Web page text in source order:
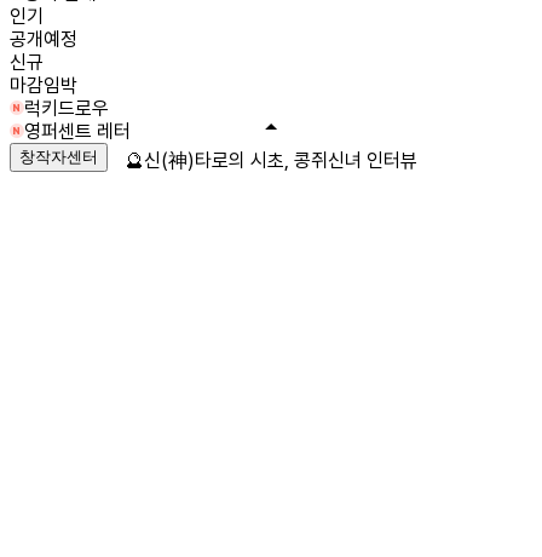
인기
공개예정
신규
마감임박
럭키드로우
영퍼센트 레터
창작자센터 🔮신(神)타로의 시초, 콩쥐신녀 인터뷰